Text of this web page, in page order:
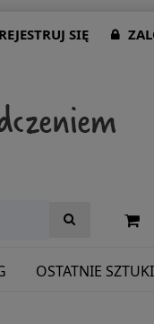
SIĘ
OSTATNIE SZTUKI